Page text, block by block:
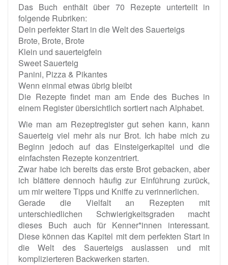
Das Buch enthält über 70 Rezepte unterteilt in
folgende Rubriken:
Dein perfekter Start in die Welt des Sauerteigs
Brote, Brote, Brote
Klein und sauerteigfein
Sweet Sauerteig
Panini, Pizza & Pikantes
Wenn einmal etwas übrig bleibt
Die Rezepte findet man am Ende des Buches in
einem Register übersichtlich sortiert nach Alphabet.
Wie man am Rezeptregister gut sehen kann, kann
Sauerteig viel mehr als nur Brot. Ich habe mich zu
Beginn jedoch auf das Einsteigerkapitel und die
einfachsten Rezepte konzentriert.
Zwar habe ich bereits das erste Brot gebacken, aber
ich blättere dennoch häufig zur Einführung zurück,
um mir weitere Tipps und Kniffe zu verinnerlichen.
Gerade die Vielfalt an Rezepten mit
unterschiedlichen Schwierigkeitsgraden macht
dieses Buch auch für Kenner*innen interessant.
Diese können das Kapitel mit dem perfekten Start in
die Welt des Sauerteigs auslassen und mit
komplizierteren Backwerken starten.